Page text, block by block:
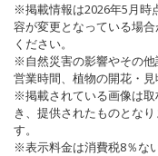
※掲載情報は2026年5月時
容が変更となっている場
ください。
※自然災害の影響やその
営業時間、植物の開花・見
※掲載されている画像は
き、提供されたものとな
す。
※表示料金は消費税8％な